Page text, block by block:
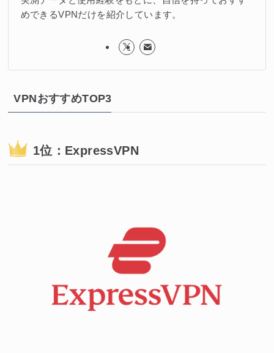
めできるVPNだけを紹介しています。
VPNおすすめTOP3
1位：ExpressVPN